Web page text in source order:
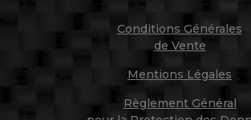
Conditions Générales
de Vente
Mentions Légales
Règlement Général